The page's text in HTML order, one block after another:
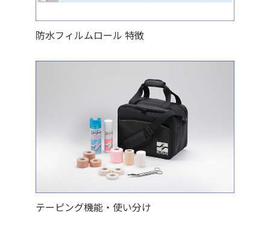
防水フィルムロール 特徴
テーピング機能・使い分け